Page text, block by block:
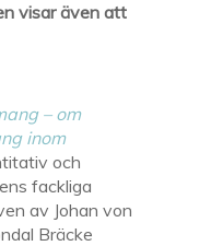
visar även att
– om
inom
och
fackliga
av Johan von
Bräcke